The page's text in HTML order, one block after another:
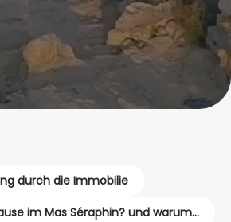
durch die Immobilie
im Mas Séraphin? und warum